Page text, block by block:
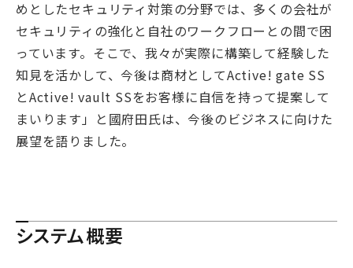
めとしたセキュリティ対策の分野では、多くの会社が
セキュリティの強化と自社のワークフローとの間で困
っています。そこで、我々が実際に構築して経験した
知見を活かして、今後は商材としてActive! gate SS
とActive! vault SSをお客様に自信を持って提案して
まいります」と國府田氏は、今後のビジネスに向けた
展望を語りました。
システム概要